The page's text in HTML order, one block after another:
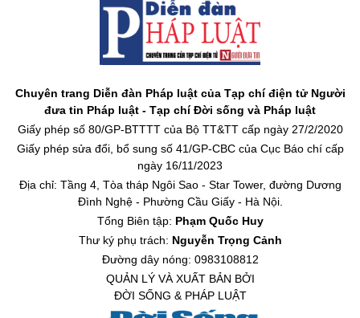
Chuyên trang Diễn đàn Pháp luật của Tạp chí điện tử Người
đưa tin Pháp luật - Tạp chí Đời sống và Pháp luật
Giấy phép số 80/GP-BTTTT của Bộ TT&TT cấp ngày 27/2/2020
Giấy phép sửa đổi, bổ sung số 41/GP-CBC của Cục Báo chí cấp
ngày 16/11/2023
Địa chỉ: Tầng 4, Tòa tháp Ngôi Sao - Star Tower, đường Dương
Đình Nghệ - Phường Cầu Giấy - Hà Nội.
Tổng Biên tập: Phạm Quốc Huy
Thư ký phụ trách: Nguyễn Trọng Cảnh
Đường dây nóng: 0983108812
QUẢN LÝ VÀ XUẤT BẢN BỞI
ĐỜI SỐNG & PHÁP LUẬT